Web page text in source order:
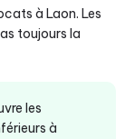
à Laon. Les
toujours la
les
à